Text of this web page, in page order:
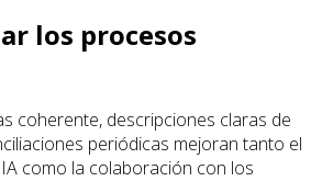
los procesos
coherente, descripciones claras de
periódicas mejoran tanto el
como la colaboración con los